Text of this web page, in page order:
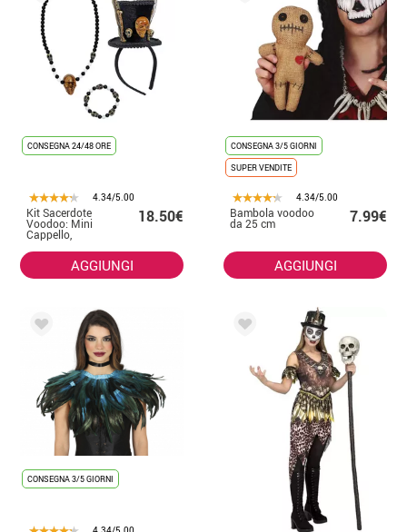
CONSEGNA 24/48 ORE
4.34/5.00
Kit Sacerdote
Voodoo: Mini
Cappello,
Bracciale e
Collana
18.50€
AGGIUNGI
CONSEGNA 3/5 GIORNI
SUPER VENDITE
4.34/5.00
Bambola voodoo
da 25 cm 7.99€
AGGIUNGI
CONSEGNA 3/5 GIORNI